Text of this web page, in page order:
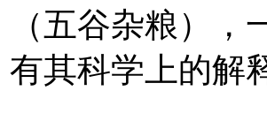
（五谷杂粮）
有其科学上的解